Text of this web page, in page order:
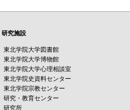
究施設
東北学院大学図書館
東北学院大学博物館
東北学院大学心理相談室
東北学院史資料センター
東北学院宗教センター
研究・教育センター
研究所